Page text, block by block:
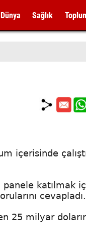
Dünya Sağlık
içerisinde
katılmak
cevapladı.
milyar doların